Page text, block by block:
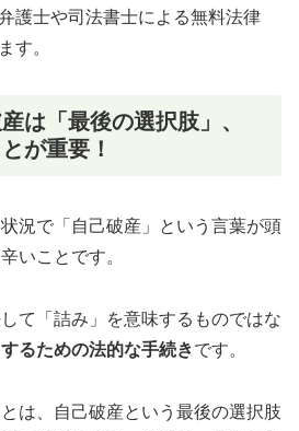
護士や司法書士による無料法律
す。
は「最後の選択肢」、
が重要！
況で「自己破産」という言葉が頭
いことです。
て「詰み」を意味するものではな
るための法的な手続きです。
は、自己破産という最後の選択肢